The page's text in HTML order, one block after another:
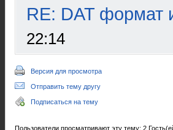
RE: DAT формат
22:14
Версия для просмотра
Отправить тему другу
Подписаться на тему
Пользователи просматривают эту тему: 2